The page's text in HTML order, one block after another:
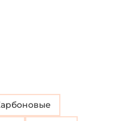
Карбоновые